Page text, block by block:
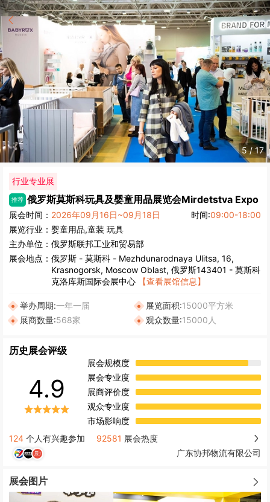
5/17
行业专业展
推荐 俄罗斯莫斯科玩具及婴童用品展览会Mirdetstva Expo
展会时间： 2026年09月16日~09月18日 时间:09:00-18:00
展览行业： 婴童用品,童装 玩具
主办单位： 俄罗斯联邦工业和贸易部
展会地点： 俄罗斯 - 莫斯科 - Mezhdunarodnaya Ulitsa, 16,
Krasnogorsk, Moscow Oblast, 俄罗斯143401 - 莫斯科
克洛库斯国际会展中心
【查看展馆信息】
举办周期:一年一届 展览面积:15000平方米
展商数量:568家 观众数量:15000人
历史展会评级
4.9
展会规模度
展会专业度
展商评价度
观众专业度
市场影响度
124 个人有兴趣参加 92581 展会热度
广东协邦物流有限公司
展会图片